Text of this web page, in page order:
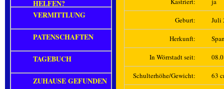
Geburt: Juli
Herkunft:
In Wörrstadt seit:
Schulterhöhe/Gewicht: 63
HELFEN?
VERMITTLUNG
PATENSCHAFTEN
TAGEBUCH
ZUHAUSE GEFUNDEN